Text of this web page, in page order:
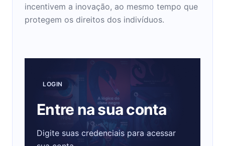
incentivem a inovação, ao mesmo tempo que
protegem os direitos dos indivíduos.
LOGIN
Entre na sua conta
Digite suas credenciais para acessar